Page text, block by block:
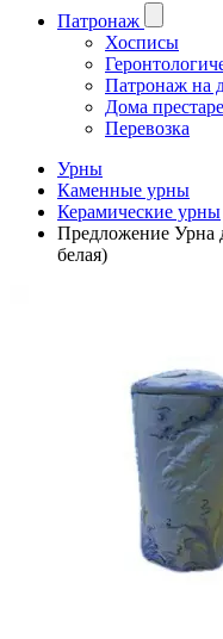
Патронаж
Хосписы
Патронаж на
Дома
Перевозка
Урны
Каменные урны
Керамические урны
Предложение Урна
белая)